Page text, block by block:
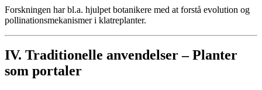
Forskningen har bl.a. hjulpet botanikere med at forstå evolution og
pollinationsmekanismer i klatreplanter.
IV. Traditionelle anvendelser – Planter
som portaler